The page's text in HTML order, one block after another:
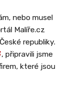
nebo musel
republiky.
, připravili jsme
které jsou